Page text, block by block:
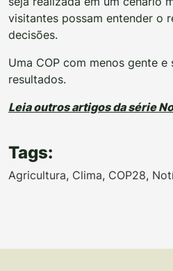
visitantes possam entender o
decisões.
Uma COP com menos gente
resultados.
Leia outros artigos da série
Tags:
Agricultura, Clima, COP28,